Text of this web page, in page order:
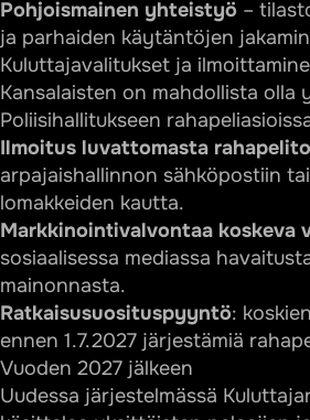
Pohjoismainen yhteistyö –
ja parhaiden käytäntöjen
Kuluttajavalitukset ja
Kansalaisten on mahdollista olla
Poliisihallitukseen
Ilmoitus luvattomasta
arpajaishallinnon sähköpostiin
lomakkeiden kautta.
Markkinointivalvontaa koskeva
sosiaalisessa mediassa
mainonnasta.
Ratkaisusuosituspyyntö:
ennen 1.7.2027 järjestämiä
Vuoden 2027 jälkeen
Uudessa järjestelmässä